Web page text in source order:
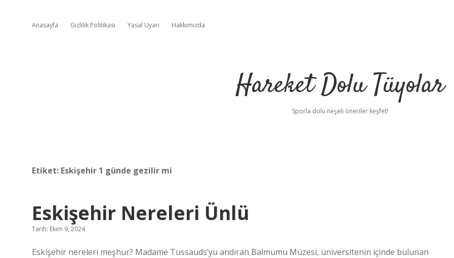
Anasayfa Gizlilik Politikası Yasal Uyarı Hakkımızda
Hareket Dolu Tüyolar
Sporla dolu neşeli öneriler keşfet!
Etiket: Eskişehir 1 günde gezilir mi
Eskişehir Nereleri Ünlü
Tarih: Ekim 9, 2024
Eskişehir nereleri meşhur? Madame Tussauds’yu andıran Balmumu Müzesi, üniversitenin içinde bulunan